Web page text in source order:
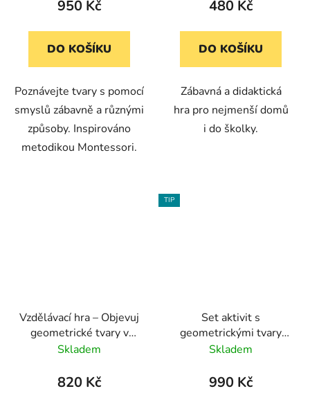
950 Kč
DO KOŠÍKU
Poznávejte tvary s pomocí
smyslů zábavně a různými
způsoby. Inspirováno
metodikou Montessori.
480 Kč
DO KOŠÍKU
Zábavná a didaktická
hra pro nejmenší domů
i do školky.
Vzdělávací hra – Objevuj
geometrické tvary v
architektuře
Skladem
820 Kč
TIP
Set aktivit s
geometrickými tvary
Don'T Bug Me™
Skladem
990 Kč